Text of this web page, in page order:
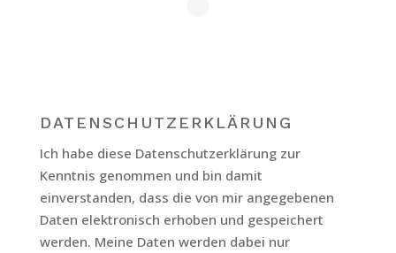
DATENSCHUTZERKLÄRUNG
Ich habe diese Datenschutzerklärung zur
Kenntnis genommen und bin damit
einverstanden, dass die von mir angegebenen
Daten elektronisch erhoben und gespeichert
werden. Meine Daten werden dabei nur